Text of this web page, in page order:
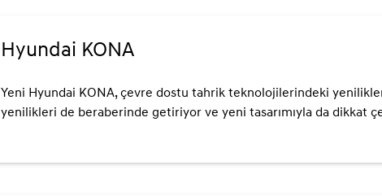
Hyundai KONA
Yeni Hyundai KONA, çevre dostu tahrik teknolojilerindeki
yenilikleri de beraberinde getiriyor ve yeni tasarımıyla da dikkat